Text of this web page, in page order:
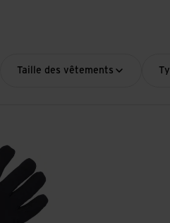
Taille des vêtements